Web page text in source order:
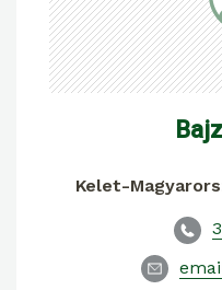
Kelet-